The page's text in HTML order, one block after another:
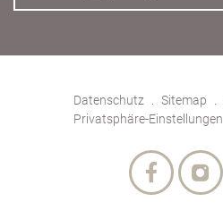
Datenschutz Sitemap
Privatsphäre-Einstellungen